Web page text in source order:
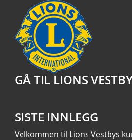
GÅ TIL LIONS VESTBY
SISTE INNLEGG
Velkommen til Lions Vestbys